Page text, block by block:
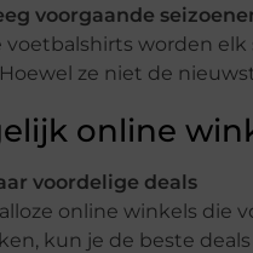
voorgaande
voetbalshirts worden
ze niet de
online
voordelige deals
online winkels die
kun je de beste